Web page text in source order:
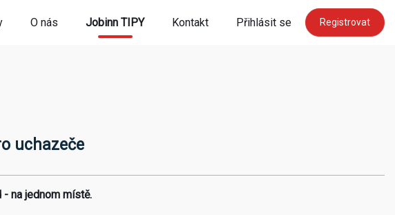
O nás Jobinn TIPY Kontakt Přihlásit se Registrovat
uchazeče
na jednom místě.